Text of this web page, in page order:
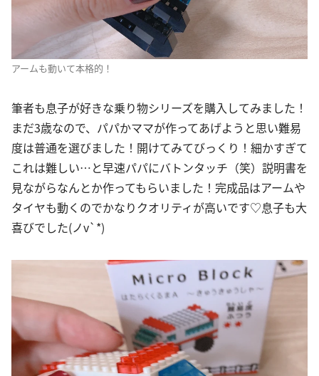
アームも動いて本格的！
筆者も息子が好きな乗り物シリーズを購入してみました！
まだ3歳なので、パパかママが作ってあげようと思い難易
度は普通を選びました！開けてみてびっくり！細かすぎて
これは難しい…と早速パパにバトンタッチ（笑）説明書を
見ながらなんとか作ってもらいました！完成品はアームや
タイヤも動くのでかなりクオリティが高いです♡息子も大
喜びでした(ノv`*)